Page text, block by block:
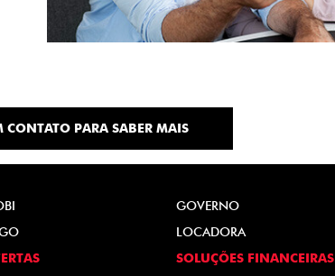
CONTATO PARA SABER MAIS
GOVERNO
LOCADORA
SOLUÇÕES FINANCEIRAS